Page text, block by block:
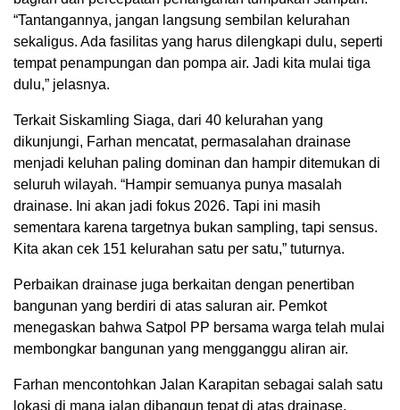
“Tantangannya, jangan langsung sembilan kelurahan
sekaligus. Ada fasilitas yang harus dilengkapi dulu, seperti
tempat penampungan dan pompa air. Jadi kita mulai tiga
dulu,” jelasnya.
Terkait Siskamling Siaga, dari 40 kelurahan yang
dikunjungi, Farhan mencatat, permasalahan drainase
menjadi keluhan paling dominan dan hampir ditemukan di
seluruh wilayah. “Hampir semuanya punya masalah
drainase. Ini akan jadi fokus 2026. Tapi ini masih
sementara karena targetnya bukan sampling, tapi sensus.
Kita akan cek 151 kelurahan satu per satu,” tuturnya.
Perbaikan drainase juga berkaitan dengan penertiban
bangunan yang berdiri di atas saluran air. Pemkot
menegaskan bahwa Satpol PP bersama warga telah mulai
membongkar bangunan yang mengganggu aliran air.
Farhan mencontohkan Jalan Karapitan sebagai salah satu
lokasi di mana jalan dibangun tepat di atas drainase,